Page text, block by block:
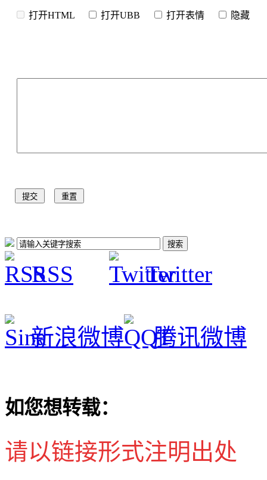
打开HTML 打开UBB 打开表情 隐
RSS Twitter
新浪微博 腾讯微博
如您想转载：
请以链接形式注明出处